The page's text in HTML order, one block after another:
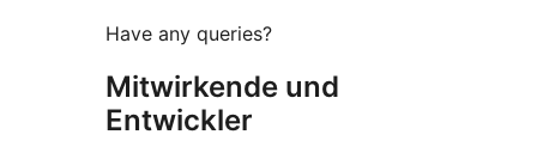
Have any queries?
Mitwirkende und
Entwickler